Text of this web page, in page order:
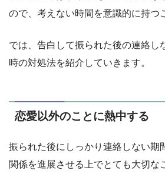
ので、考えない時間を意識的に持つ
では、告白して振られた後の連絡し
時の対処法を紹介していきます。
恋愛以外のことに熱中する
振られた後にしっかり連絡しない期
関係を進展させる上でとても大切な